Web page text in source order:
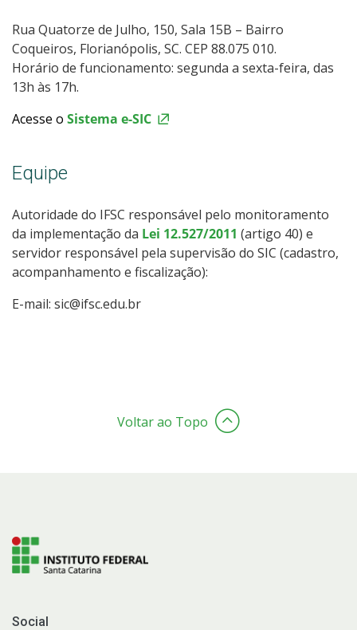
Rua Quatorze de Julho, 150, Sala 15B – Bairro
Coqueiros, Florianópolis, SC. CEP 88.075 010.
Horário de funcionamento: segunda a sexta-feira, das
13h às 17h.
Acesse o Sistema e-SIC
Equipe
Autoridade do IFSC responsável pelo monitoramento
da implementação da Lei 12.527/2011 (artigo 40) e
servidor responsável pela supervisão do SIC (cadastro,
acompanhamento e fiscalização):
E-mail: sic@ifsc.edu.br
Voltar ao Topo
Social